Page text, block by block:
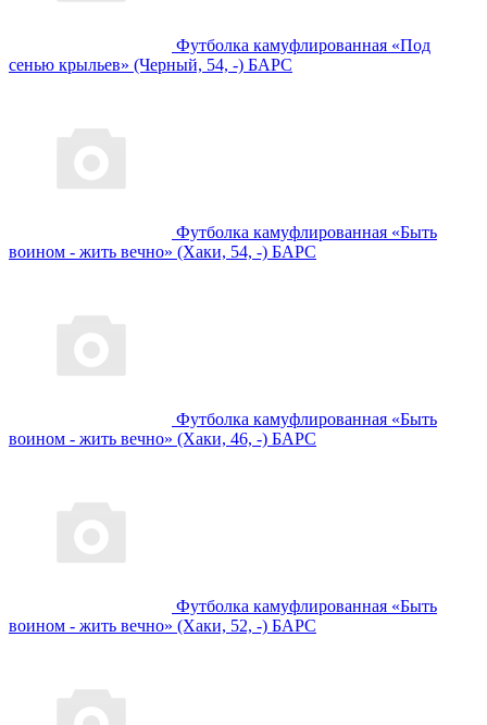
Футболка камуфлированная «Под
сенью крыльев» (Черный, 54, -) БАРС
Футболка камуфлированная «Быть
воином - жить вечно» (Хаки, 54, -) БАРС
Футболка камуфлированная «Быть
воином - жить вечно» (Хаки, 46, -) БАРС
Футболка камуфлированная «Быть
воином - жить вечно» (Хаки, 52, -) БАРС